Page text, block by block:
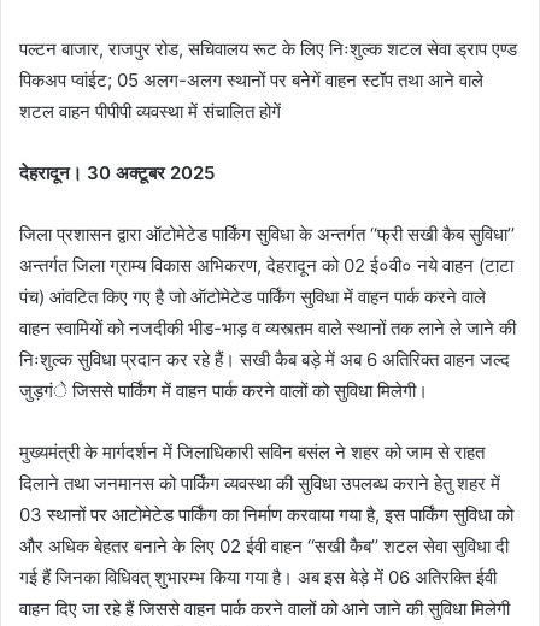
पल्टन बाजार, राजपुर रोड, सचिवालय रूट के लिए निःशुल्क शटल सेवा ड्राप एण्ड
पिकअप प्वांईट; 05 अलग-अलग स्थानों पर बनेेगें वाहन स्टॉप तथा आने वाले
शटल वाहन पीपीपी व्यवस्था में संचालित होगें
देहरादून। 30 अक्टूबर 2025
जिला प्रशासन द्वारा ऑटोमेटेड पार्किंग सुविधा के अन्तर्गत ‘‘फ्री सखी कैब सुविधा’’
अन्तर्गत जिला ग्राम्य विकास अभिकरण, देहरादून को 02 ई०वी० नये वाहन (टाटा
पंच) आंवटित किए गए है जो ऑटोमेटेड पार्किंग सुविधा में वाहन पार्क करने वाले
वाहन स्वामियों को नजदीकी भीड-भाड़ व व्यस्त्तम वाले स्थानों तक लाने ले जाने की
निःशुल्क सुविधा प्रदान कर रहे हैं। सखी कैब बड़े में अब 6 अतिरिक्त वाहन जल्द
जुड़गंे जिससे पार्किंग में वाहन पार्क करने वालों को सुविधा मिलेगी।
मुख्यमंत्री के मार्गदर्शन में जिलाधिकारी सविन बसंल ने शहर को जाम से राहत
दिलाने तथा जनमानस को पार्किंग व्यवस्था की सुविधा उपलब्ध कराने हेतु शहर में
03 स्थानों पर आटोमेटेड पार्किंग का निर्माण करवाया गया है, इस पार्किंग सुविधा को
और अधिक बेहतर बनाने के लिए 02 ईवी वाहन ‘‘सखी कैब’’ शटल सेवा सुविधा दी
गई हैं जिनका विधिवत् शुभारम्भ किया गया है। अब इस बेड़े में 06 अतिरक्ति ईवी
वाहन दिए जा रहे हैं जिससे वाहन पार्क करने वालों को आने जाने की सुविधा मिलेगी